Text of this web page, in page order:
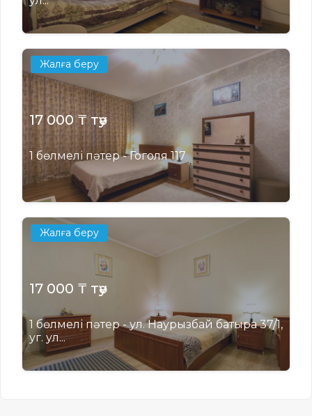
Жалға беру
17 000 ₸ тәу
1 бөлмелі пәтер - Гоголя 117
Жалға беру
17 000 ₸ тәу
1 бөлмелі пәтер - ул. Наурызбай батыра 37/1,
уг. ул...